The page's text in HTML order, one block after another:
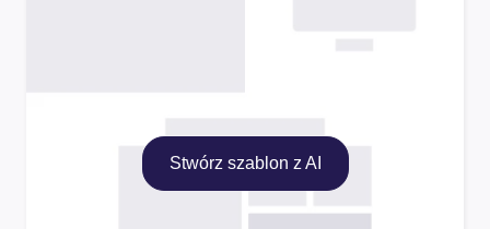
Stwórz szablon z AI